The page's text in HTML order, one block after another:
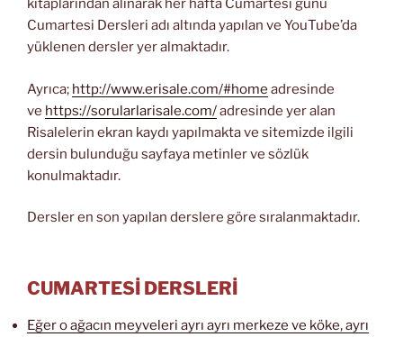
kitaplarından alınarak her hafta Cumartesi günü
Cumartesi Dersleri adı altında yapılan ve YouTube’da
yüklenen dersler yer almaktadır.
Ayrıca; http://www.erisale.com/#home adresinde
ve https://sorularlarisale.com/adresinde yer alan
Risalelerin ekran kaydı yapılmakta ve sitemizde ilgili
dersin bulunduğu sayfaya metinler ve sözlük
konulmaktadır.
Dersler en son yapılan derslere göre sıralanmaktadır.
CUMARTESİ DERSLERİ
Eğer o ağacın meyveleri ayrı ayrı merkeze ve köke, ayrı